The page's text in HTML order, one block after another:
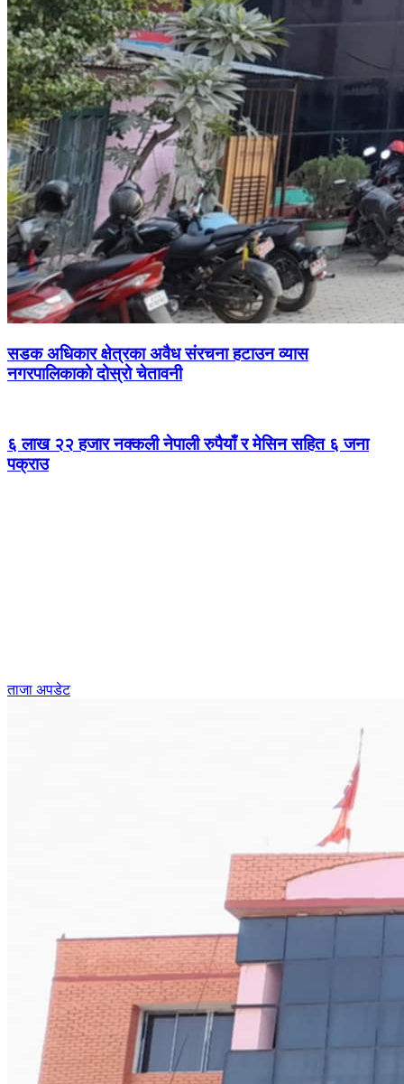
सडक अधिकार क्षेत्रका अवैध संरचना हटाउन व्यास
नगरपालिकाको दोस्रो चेतावनी
६ लाख २२ हजार नक्कली नेपाली रुपैयाँ र मेसिन सहित ६ जना
पक्राउ
ताजा अपडेट